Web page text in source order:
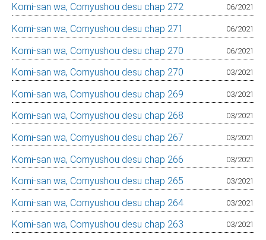
Komi-san wa, Comyushou desu chap 272 06/2021
Komi-san wa, Comyushou desu chap 271 06/2021
Komi-san wa, Comyushou desu chap 270 06/2021
Komi-san wa, Comyushou desu chap 270 03/2021
Komi-san wa, Comyushou desu chap 269 03/2021
Komi-san wa, Comyushou desu chap 268 03/2021
Komi-san wa, Comyushou desu chap 267 03/2021
Komi-san wa, Comyushou desu chap 266 03/2021
Komi-san wa, Comyushou desu chap 265 03/2021
Komi-san wa, Comyushou desu chap 264 03/2021
Komi-san wa, Comyushou desu chap 263 03/2021